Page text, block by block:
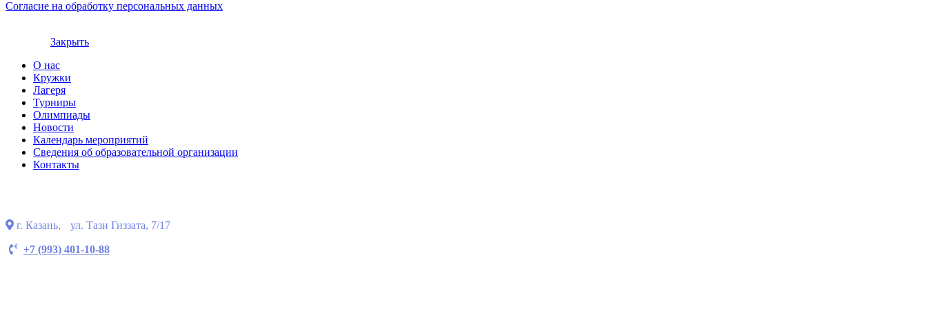
Согласие на обработку персональных данных
Закрыть
О нас
Кружки
Лагеря
Турниры
Олимпиады
Новости
Календарь мероприятий
Сведения об образовательной организации
Контакты
г. Казань, ул. Тази Гиззата, 7/17
+7 (993) 401-10-88